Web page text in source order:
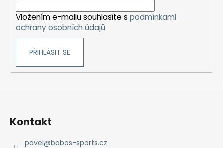
Vložením e-mailu souhlasíte s podmínkami
ochrany osobních údajů
PŘIHLÁSIT SE
Kontakt
pavel@babos-sports.cz